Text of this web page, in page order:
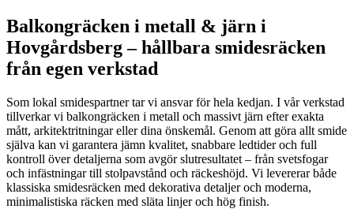
Balkongräcken i metall & järn i
Hovgårdsberg – hållbara smidesräcken
från egen verkstad
Som lokal smidespartner tar vi ansvar för hela kedjan. I vår verkstad
tillverkar vi balkongräcken i metall och massivt järn efter exakta
mått, arkitektritningar eller dina önskemål. Genom att göra allt smide
själva kan vi garantera jämn kvalitet, snabbare ledtider och full
kontroll över detaljerna som avgör slutresultatet – från svetsfogar
och infästningar till stolpavstånd och räckeshöjd. Vi levererar både
klassiska smidesräcken med dekorativa detaljer och moderna,
minimalistiska räcken med släta linjer och hög finish.